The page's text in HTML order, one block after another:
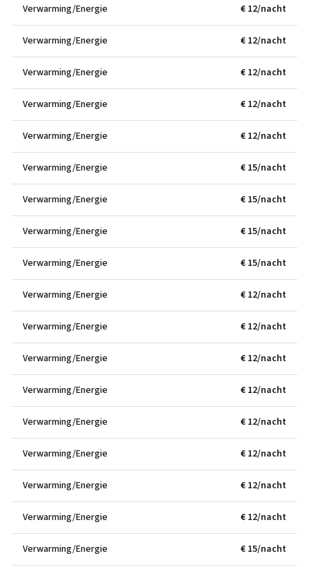
Verwarming/Energie € 12/nacht
Verwarming/Energie € 12/nacht
Verwarming/Energie € 12/nacht
Verwarming/Energie € 12/nacht
Verwarming/Energie € 12/nacht
Verwarming/Energie € 15/nacht
Verwarming/Energie € 15/nacht
Verwarming/Energie € 15/nacht
Verwarming/Energie € 15/nacht
Verwarming/Energie € 12/nacht
Verwarming/Energie € 12/nacht
Verwarming/Energie € 12/nacht
Verwarming/Energie € 12/nacht
Verwarming/Energie € 12/nacht
Verwarming/Energie € 12/nacht
Verwarming/Energie € 12/nacht
Verwarming/Energie € 12/nacht
Verwarming/Energie € 15/nacht